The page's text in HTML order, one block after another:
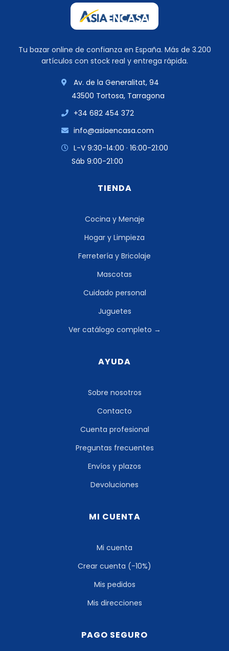
Tu bazar online de confianza en España. Más de 3.200
artículos con stock real y entrega rápida.
Av. de la Generalitat, 94
43500 Tortosa, Tarragona
+34 682 454 372
info@asiaencasa.com
L-V 9:30-14:00 · 16:00-21:00
Sáb 9:00-21:00
TIENDA
Cocina y Menaje
Hogar y Limpieza
Ferretería y Bricolaje
Mascotas
Cuidado personal
Juguetes
Ver catálogo completo →
AYUDA
Sobre nosotros
Contacto
Cuenta profesional
Preguntas frecuentes
Envíos y plazos
Devoluciones
MI CUENTA
Mi cuenta
Crear cuenta (-10%)
Mis pedidos
Mis direcciones
PAGO SEGURO